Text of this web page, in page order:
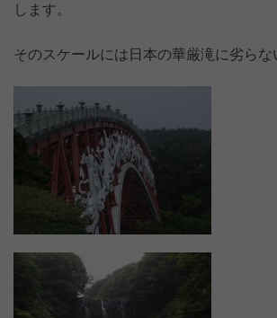
します。
そのスケールには日本の華厳滝に劣らな